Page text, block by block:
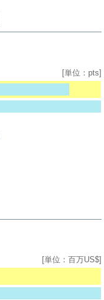
[単位：pts]
[単位：百万US$]